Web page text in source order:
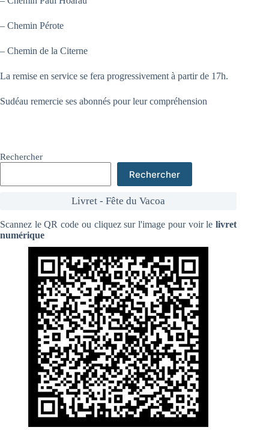
– Chemin Pérote
– Chemin de la Citerne
La remise en service se fera progressivement à partir de 17h.
Sudéau remercie ses abonnés pour leur compréhension
Rechercher
Rechercher
Livret - Fête du Vacoa
Scannez le QR code ou cliquez sur l'image pour voir lelivret
numérique